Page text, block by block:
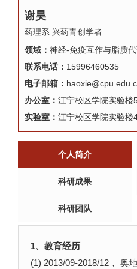
谢昊
药理系 兴药青创学者
领域： 神经-免疫互作与脂质
联系电话： 15996460535
电子邮箱：
办公室： 江宁校区学院实验楼
实验室： 江宁校区学院实验楼
个人简介
科研成果
科研团队
1、教育经历
(1) 2013/09-2018/12， 奥